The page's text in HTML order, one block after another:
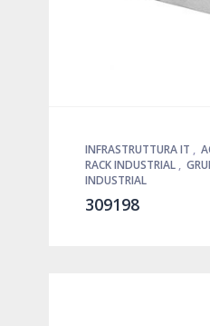
INFRASTRUTTURA IT ,
RACK INDUSTRIAL ,
INDUSTRIAL
309198